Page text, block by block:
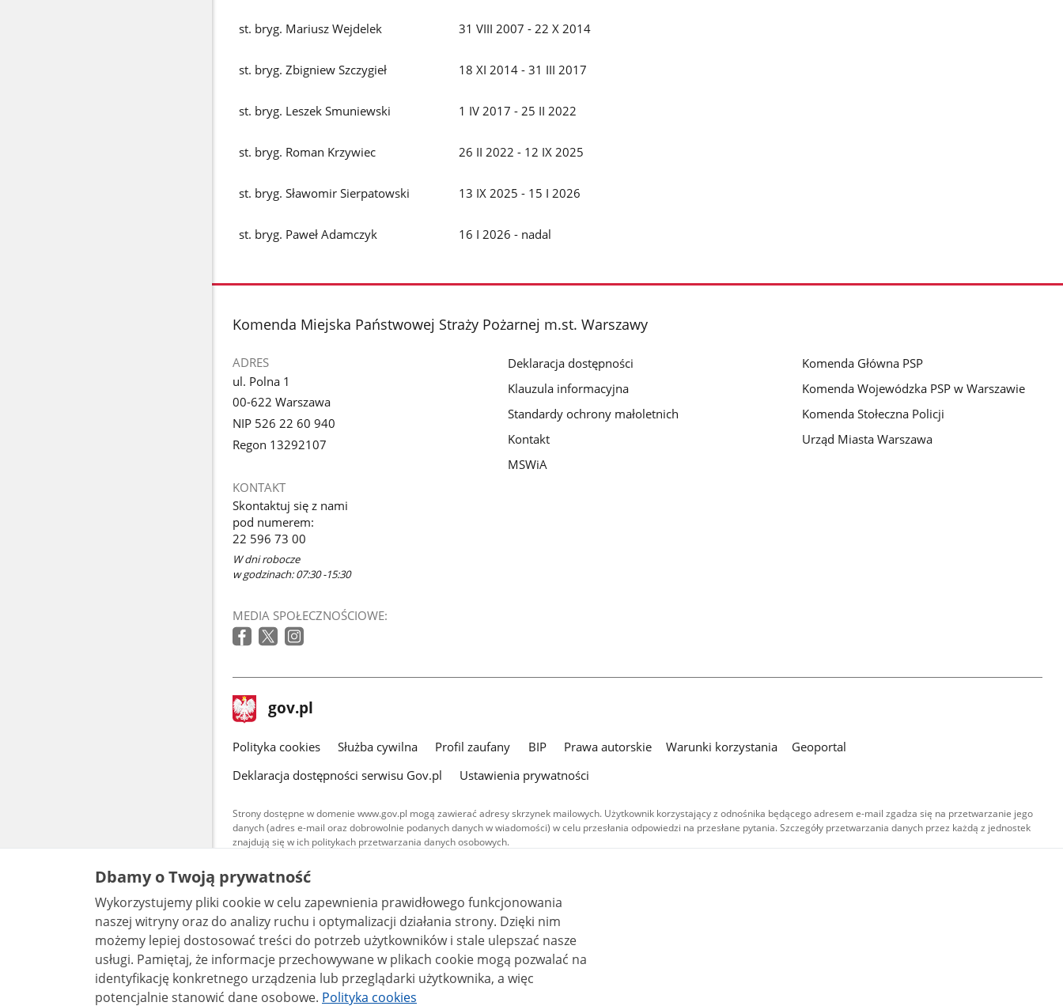
st. bryg. Mariusz Wejdelek 31 VIII 2007 - 22 X 2014
st. bryg. Zbigniew Szczygieł 18 XI 2014 - 31 III 2017
st. bryg. Leszek Smuniewski 1 IV 2017 - 25 II 2022
st. bryg. Roman Krzywiec 26 II 2022 - 12 IX 2025
st. bryg. Sławomir Sierpatowski 13 IX 2025 - 15 I 2026
st. bryg. Paweł Adamczyk 16 I 2026 - nadal
stopka
Komenda Miejska Państwowej Straży Pożarnej m.st. Warszawy
ADRES
ul. Polna 1
00-622 Warszawa
NIP 526 22 60 940
Regon 13292107
KONTAKT
Skontaktuj się z nami
pod numerem:
22 596 73 00
W dni robocze
w godzinach: 07:30 -15:30
MEDIA SPOŁECZNOŚCIOWE:
Deklaracja dostępności
Klauzula informacyjna
Standardy ochrony małoletnich
Kontakt
MSWiA
Komenda Główna PSP
Komenda Wojewódzka PSP w Warszawie
Komenda Stołeczna Policji
Urząd Miasta Warszawa
stopka
gov.pl Strona
gov.pl
gov.pl
Polityka cookies Służba cywilna Profil zaufany BIP Prawa autorskie Warunki korzystania
Geoportal
Deklaracja dostępności serwisu Gov.pl
Ustawienia prywatności
Strony dostępne w domenie www.gov.pl mogą zawierać adresy skrzynek mailowych. Użytkownik korzystający z odnośnika będącego adresem e-mail zgadza się na przetwarzanie jego
danych (adres e-mail oraz dobrowolnie podanych danych w wiadomości) w celu przesłania odpowiedzi na przesłane pytania. Szczegóły przetwarzania danych przez każdą z jednostek
znajdują się w ich politykach przetwarzania danych osobowych.
Treści tekstowe publikowane w serwisie (z wyłączeniem treści audiowizualnych), są
udostępniane na licencji typu Creative Commons: uznanie autorstwa - na tych samych
warunkach 4.0 (CC BY-SA 4.0). Materiały audiowizualne, w tym zdjęcia, materiały audio i wideo,
są udostępniane na licencji typu Creative Commons: uznanie autorstwa użycie niekomercyjne -
bez utworów zależnych 4.0 (CC BY-NC-ND 4.0), o ile nie jest to stwierdzone inaczej.
Dbamy o Twoją prywatność
Wykorzystujemy pliki cookie w celu zapewnienia prawidłowego funkcjonowania
naszej witryny oraz do analizy ruchu i optymalizacji działania strony. Dzięki nim
możemy lepiej dostosować treści do potrzeb użytkowników i stale ulepszać nasze
usługi. Pamiętaj, że informacje przechowywane w plikach cookie mogą pozwalać na
identyfikację konkretnego urządzenia lub przeglądarki użytkownika, a więc
potencjalnie stanowić dane osobowe. Polityka cookies